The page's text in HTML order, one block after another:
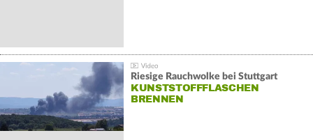
Riesige Rauchwolke bei Stuttgart
KUNSTSTOFFFLASCHEN
BRENNEN